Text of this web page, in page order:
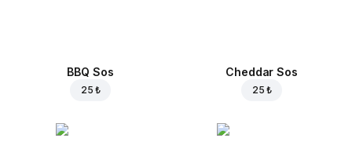
BBQ Sos
25 ₺
Cheddar Sos
25 ₺